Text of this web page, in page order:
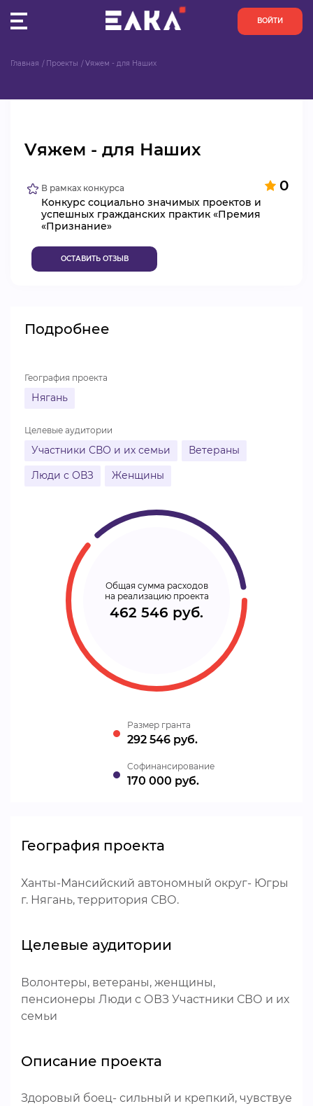
ВОЙТИ
ОРГАНИЗАЦИИ
АКТИВИСТЫ
ПРОЕКТЫ
АНАЛИТИКА
ВИДЕОКУРСЫ
Главная Проекты Vяжем - для Наших
Vяжем - для Наших
0
В рамках конкурса
Конкурс социально значимых проектов и
успешных гражданских практик «Премия
«Признание»
ОСТАВИТЬ ОТЗЫВ
Подробнее
География проекта
Нягань
Целевые аудитории
Участники СВО и их семьи
Ветераны
Люди с ОВЗ
Женщины
Общая сумма расходов
на реализацию проекта
462 546 руб.
Размер гранта
292 546 руб.
Cофинансирование
170 000 руб.
География проекта
Ханты-Мансийский автономный округ- Югры
г. Нягань, территория СВО.
Целевые аудитории
Волонтеры, ветераны, женщины,
пенсионеры Люди с ОВЗ Участники СВО и их
семьи
Описание проекта
Здоровый боец- сильный и крепкий, чувствуе